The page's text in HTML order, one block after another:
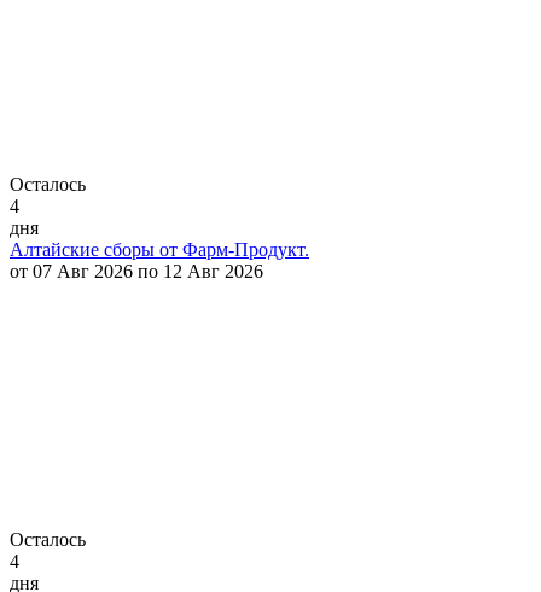
Осталось
4
дня
Алтайские сборы от Фарм-Продукт.
от 07 Авг 2026 по 12 Авг 2026
Осталось
4
дня